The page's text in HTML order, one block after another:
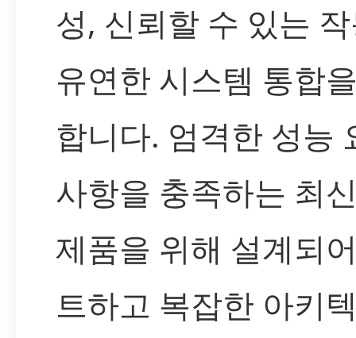
성, 신뢰할 수 있는
유연한 시스템 통합
합니다. 엄격한 성능
사항을 충족하는 최
제품을 위해 설계되
트하고 복잡한 아키